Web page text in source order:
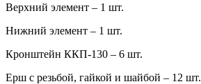
Верхний элемент – 1 шт.
Нижний элемент – 1 шт.
Кронштейн ККП-130 – 6 шт.
Ерш с резьбой, гайкой и шайбой – 12 шт.